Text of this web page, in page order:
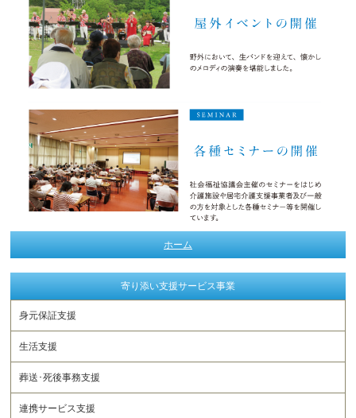
ホーム
寄り添い支援サービス事業
身元保証支援
生活支援
葬送･死後事務支援
連携サービス支援